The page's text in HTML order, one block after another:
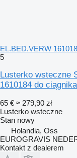
EL.BED.VERW
5
Lusterko wsteczne
1610184 do
65 € ≈ 279,90 zł
Lusterko wsteczne
Stan nowy
Holandia, Oss
EUROGRAVIS
Kontakt z dealerem